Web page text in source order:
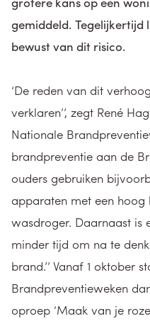
gemiddeld.
bewust van dit risico.
‘De reden van dit
verklaren’’, zegt René
Nationale
brandpreventie aan de
ouders gebruiken
apparaten met een hoog
wasdroger. Daarnaast is
minder tijd om na te
brand.’’ Vanaf 1 oktober
Brandpreventieweken
oproep ‘Maak van je